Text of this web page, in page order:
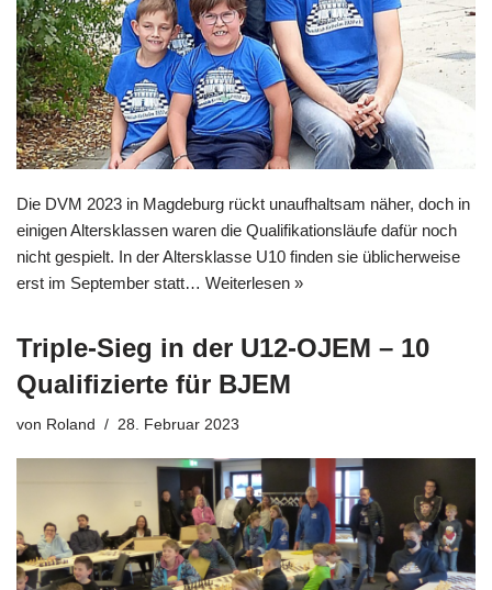
Die DVM 2023 in Magdeburg rückt unaufhaltsam näher, doch in
einigen Altersklassen waren die Qualifikationsläufe dafür noch
nicht gespielt. In der Altersklasse U10 finden sie üblicherweise
erst im September statt… Weiterlesen »
Triple-Sieg in der U12-OJEM – 10
Qualifizierte für BJEM
von Roland 28. Februar 2023